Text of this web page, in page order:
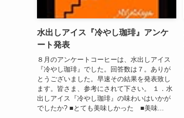
水出しアイス『冷やし珈琲』アンケ
ート発表
８月のアンケートコーヒーは、水出しアイス
『冷やし珈琲』でした。回答数は７。ありが
とうございました。早速その結果を発表致し
ます。皆さま、参考にされて下さい。 １．水
出しアイス『冷やし珈琲』の味わいはいかが
でしたか? ■とても美味しかった ■美味...